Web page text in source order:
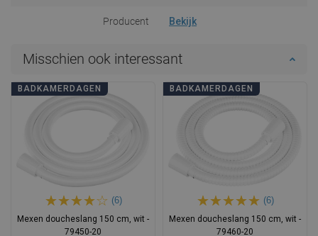
Producent Bekijk
Misschien ook interessant
BADKAMERDAGEN
(6)
Mexen doucheslang 150 cm, wit -
79450-20
BADKAMERDAGEN
(6)
Mexen doucheslang 150 cm, wit -
79460-20